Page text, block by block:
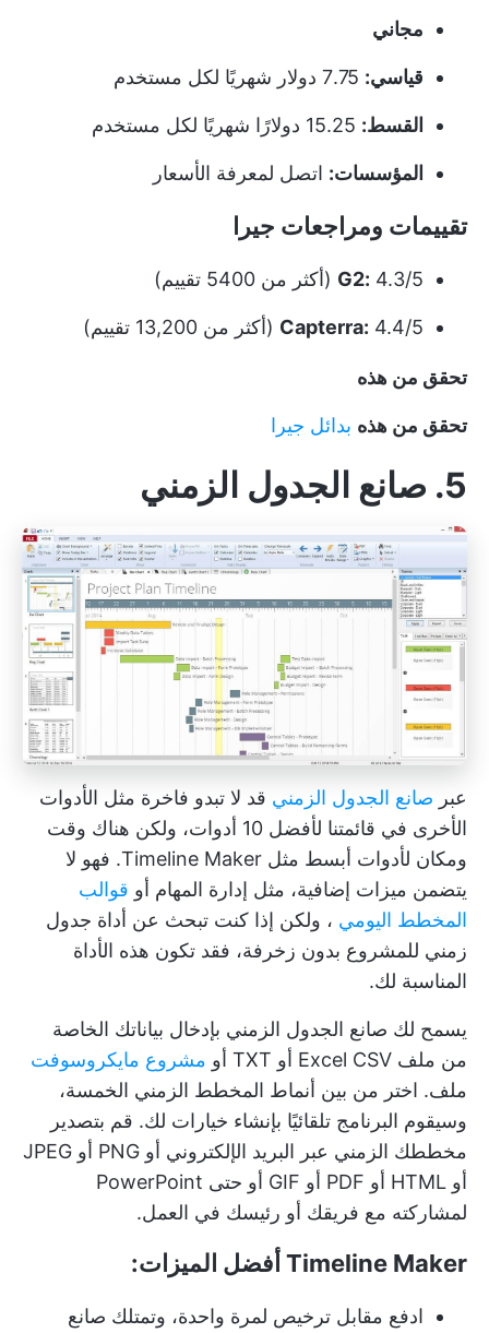
مجاني
قياسي:
القسط:
المؤسسات: اتصل لمعرفة الأسعار
تقييمات ومراجعات جيرا
G2: 4.3/5 (أكثر من 5400 تقييم)
Capterra: 4.4/5 (أكثر من 13,200 تقييم)
تحقق من هذه
تحقق من هذه بدائل جيرا
5. صانع الجدول الزمني
عبر صانع الجدول الزمني قد لا تبدو فاخرة مثل الأدوات
الأخرى في قائمتنا لأفضل 10 أدوات، ولكن هناك وقت
ومكان لأدوات أبسط مثل Timeline Maker. فهو لا
يتضمن ميزات إضافية، مثل إدارة المهام أو قوالب
المخطط اليومي ، ولكن إذا كنت تبحث عن أداة جدول
زمني للمشروع بدون زخرفة، فقد تكون هذه الأداة
المناسبة لك.
يسمح لك صانع الجدول الزمني بإدخال بياناتك الخاصة
من ملف Excel CSV أو TXT أو
مشروع مايكروسوفت
ملف. اختر من بين أنماط المخطط الزمني الخمسة،
وسيقوم البرنامج تلقائيًا بإنشاء خيارات لك. قم بتصدير
مخططك الزمني عبر البريد الإلكتروني أو PNG أو JPEG
أو HTML أو PDF أو GIF أو حتى PowerPoint
لمشاركته مع فريقك أو رئيسك في العمل.
Timeline Maker أفضل الميزات:
ادفع مقابل ترخيص لمرة واحدة، وتمتلك صانع